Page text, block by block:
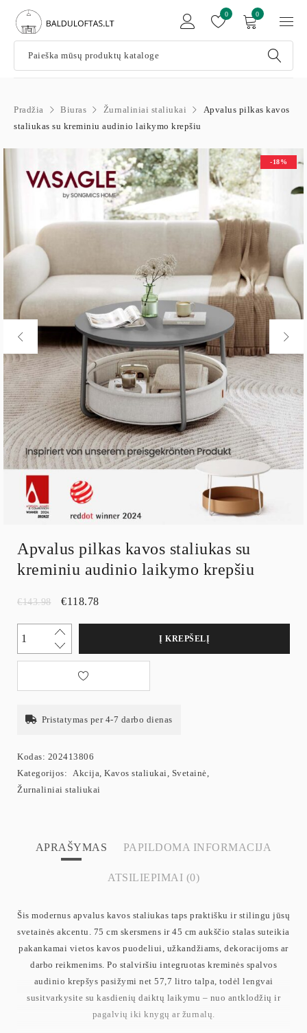
0
0
Pradžia Biuras Žurnaliniai staliukai
Apvalus pilkas kavos
staliukas su kreminiu audinio laikymo krepšiu
-18%
Apvalus pilkas kavos staliukas su
kreminiu audinio laikymo krepšiu
€143.98 €118.78
Į KREPŠELĮ
Pristatymas per 4-7 darbo dienas
Kodas: 202413806
Kategorijos:
Akcija Kavos staliukai Svetainė
Žurnaliniai staliukai
APRAŠYMAS PAPILDOMA INFORMACIJA
ATSILIEPIMAI (0)
Šis modernus apvalus kavos staliukas taps praktišku ir stilingu jūsų
svetainės akcentu. 75 cm skersmens ir 45 cm aukščio stalas suteikia
pakankamai vietos kavos puodeliui, užkandžiams, dekoracijoms ar
darbo reikmenims. Po stalviršiu integruotas kreminės spalvos
audinio krepšys pasižymi net 57,7 litro talpa, todėl lengvai
susitvarkysite su kasdienių daiktų laikymu – nuo antklodžių ir
pagalvių iki knygų ar žurnalų.